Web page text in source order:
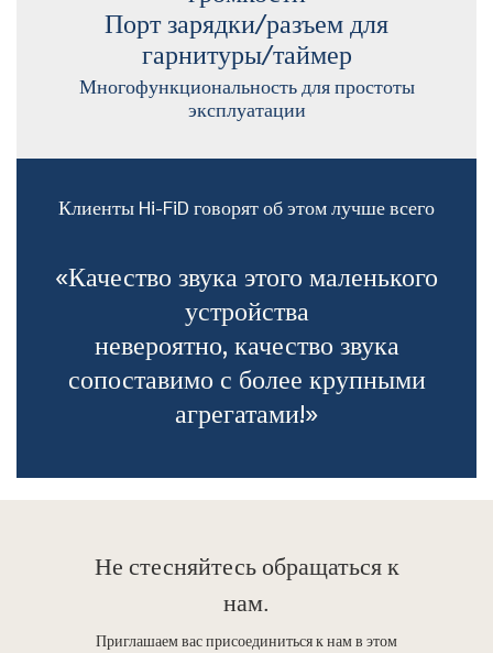
Порт зарядки/разъем для
гарнитуры/таймер
Многофункциональность для простоты
эксплуатации
Клиенты Hi-FiD говорят об этом лучше всего
«Качество звука этого маленького
устройства
невероятно, качество звука
сопоставимо с более крупными
агрегатами!»
Не стесняйтесьобращаться к
нам.
Приглашаем вас присоединиться к нам в этом